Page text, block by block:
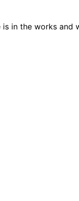
in the works and